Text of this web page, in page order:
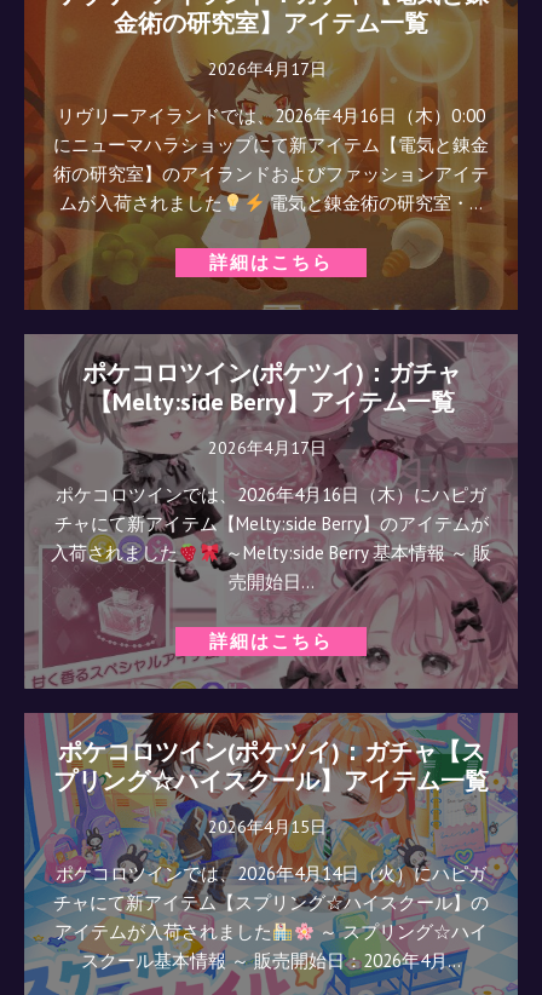
金術の研究室】アイテム一覧
2026年4月17日
リヴリーアイランドでは、2026年4月16日（木）0:00
にニューマハラショップにて新アイテム【電気と錬金
術の研究室】のアイランドおよびファッションアイテ
ムが入荷されました
電気と錬金術の研究室・…
詳細はこちら
ポケコロツイン(ポケツイ)：ガチャ
【Melty:side Berry】アイテム一覧
2026年4月17日
ポケコロツインでは、2026年4月16日（木）にハピガ
チャにて新アイテム【Melty:side Berry】のアイテムが
入荷されました
～Melty:side Berry 基本情報 ～ 販
売開始日…
詳細はこちら
ポケコロツイン(ポケツイ)：ガチャ【ス
プリング☆ハイスクール】アイテム一覧
2026年4月15日
ポケコロツインでは、2026年4月14日（火）にハピガ
チャにて新アイテム【スプリング☆ハイスクール】の
アイテムが入荷されました
～ スプリング☆ハイ
スクール基本情報 ～ 販売開始日：2026年4月…